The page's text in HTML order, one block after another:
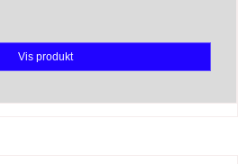
Vis produkt